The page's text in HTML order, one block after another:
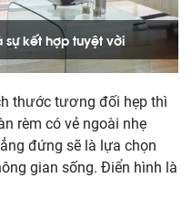
thước tương đối hẹp thì
rèm có vẻ ngoài nhẹ
đứng sẽ là lựa chọn
gian sống. Điển hình là
kết hợp tuyệt vời